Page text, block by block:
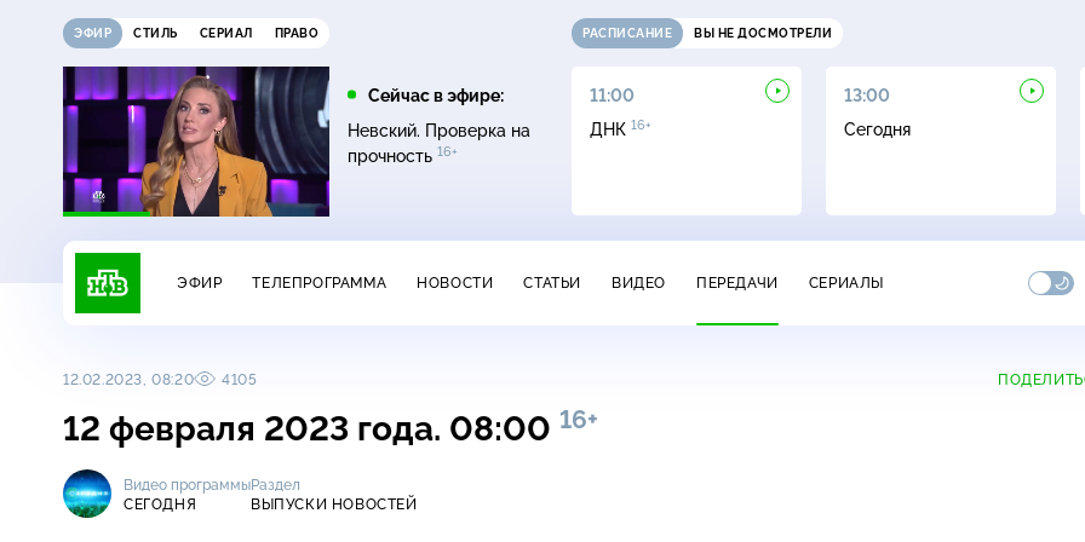
ЭФИР СТИЛЬ СЕРИАЛ ПРАВО
Сейчас в эфире:
Невский. Проверка на
прочность 16+
РАСПИСАНИЕ ВЫ НЕ ДОСМОТРЕЛИ
10:00
Сегодня
10:25
ЧП
11:00
ДНК 16+
13:00
Сегодня
ЭФИР ТЕЛЕПРОГРАММА НОВОСТИ СТАТЬИ ВИДЕО ПЕРЕДАЧИ СЕРИАЛЫ
12.02.2023, 08:20 4105
12 февраля 2023 года. 08:00 16+
Видео программы
СЕГОДНЯ
Раздел
ВЫПУСКИ НОВОСТЕЙ